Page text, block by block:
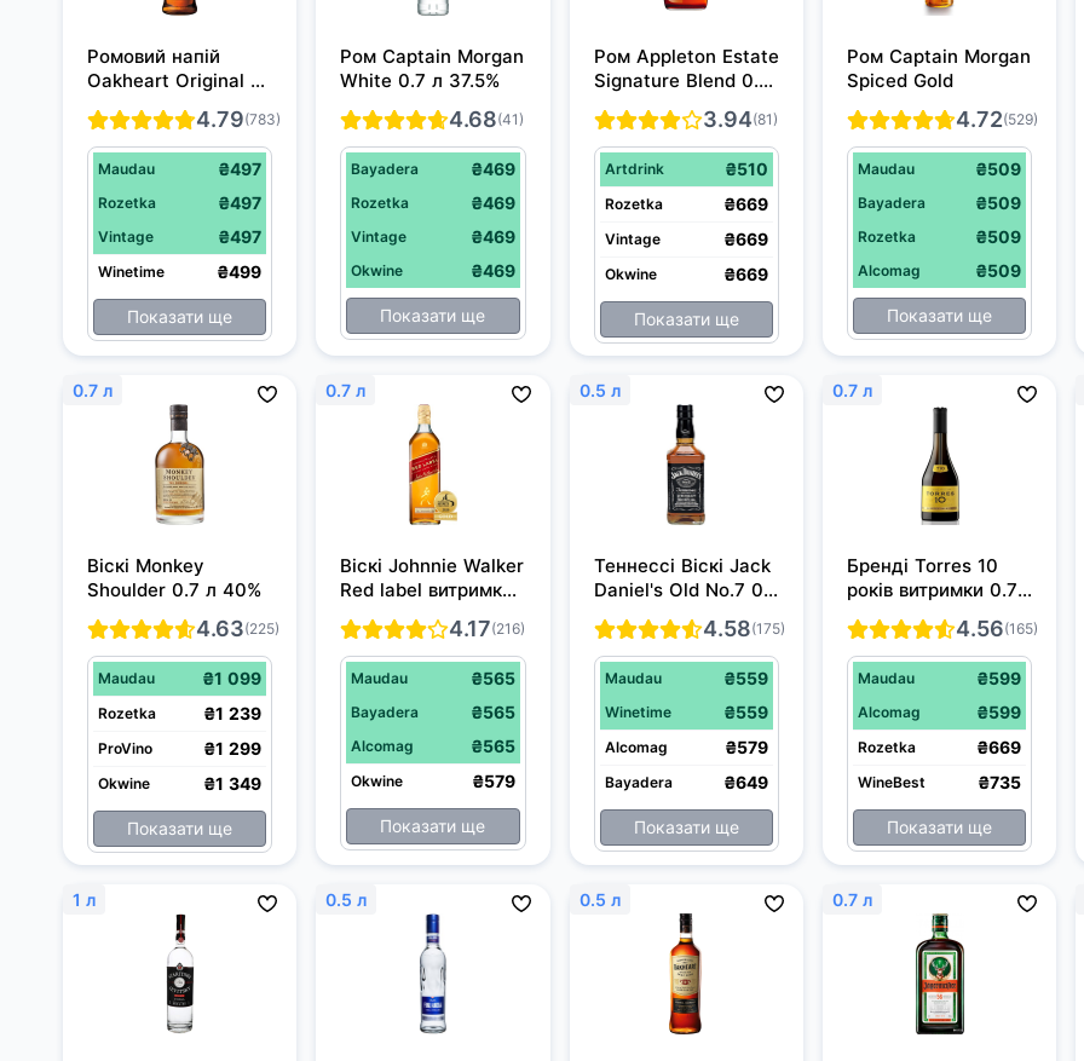
Ромовий напій
Oakheart Original 12
місяців витримки 1
л 35%
4.79(783)
Maudau ₴497
Rozetka ₴497
Vintage ₴497
Winetime ₴499
Показати ще
Ром Captain Morgan
White 0.7 л 37.5%
4.68(41)
Bayadera ₴469
Rozetka ₴469
Vintage ₴469
Okwine ₴469
Показати ще
Ром Appleton Estate
Signature Blend 0.7
л 40%
3.94(81)
Artdrink ₴510
Rozetka ₴669
Vintage ₴669
Okwine ₴669
Показати ще
Ром Captain Morgan
Spiced Gold
4.72(529)
Maudau ₴509
Bayadera ₴509
Rozetka ₴509
Alcomag ₴509
Показати ще
0.7 л
Віскі Monkey
Shoulder 0.7 л 40%
4.63(225)
Maudau ₴1 099
Rozetka ₴1 239
ProVino ₴1 299
Okwine ₴1 349
Показати ще
0.7 л
Віскі Johnnie Walker
Red label витримка
4 роки 0.7 л 40%
4.17(216)
Maudau ₴565
Bayadera ₴565
Alcomag ₴565
Okwine ₴579
Показати ще
0.5 л
Теннессі Віскі Jack
Daniel's Old No.7 0.5
л 40%
4.58(175)
Maudau ₴559
Winetime ₴559
Alcomag ₴579
Bayadera ₴649
Показати ще
0.7 л
Бренді Torres 10
років витримки 0.7
л 38%
4.56(165)
Maudau ₴599
Alcomag ₴599
Rozetka ₴669
WineBest ₴735
Показати ще
1 л 0.5 л 0.5 л 0.7 л